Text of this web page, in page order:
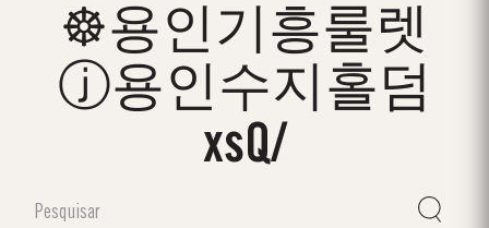
☸용인기흥룰렛
ⓙ용인수지홀덤
xsQ/